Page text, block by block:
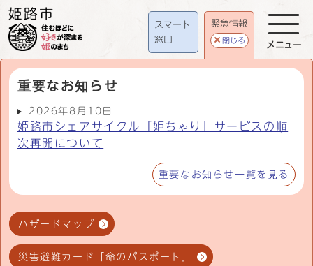
スマート
窓口
緊急情報
閉じる
重要なお知らせ
2026年8月10日
姫路市シェアサイクル「姫ちゃり」サービスの順
次再開について
重要なお知らせ一覧を見る
ハザードマップ
災害避難カード「命のパスポート」
メニュー